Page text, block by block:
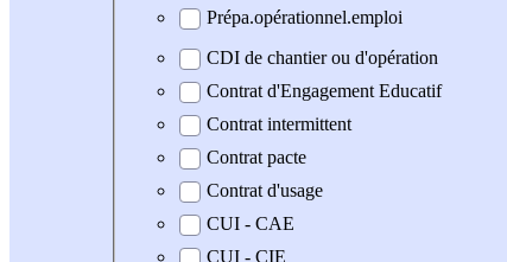
Prépa.opérationnel.emploi
CDI de chantier ou d'opération
Contrat d'Engagement Educatif
Contrat intermittent
Contrat pacte
Contrat d'usage
CUI - CAE
CUI - CIE